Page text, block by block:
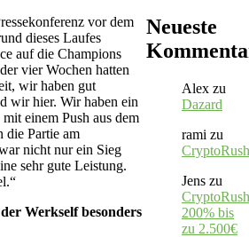
vor dem
dieses Laufes
auf die Champions
vier Wochen hatten
wir haben gut
wir hier. Wir haben ein
einem Push aus dem
die Partie am
nicht nur ein Sieg
sehr gute Leistung.
Werkself besonders
Neueste
Alex zu
Dazard
rami zu
CryptoRush
Jens zu
200% bis
zu 2.500€